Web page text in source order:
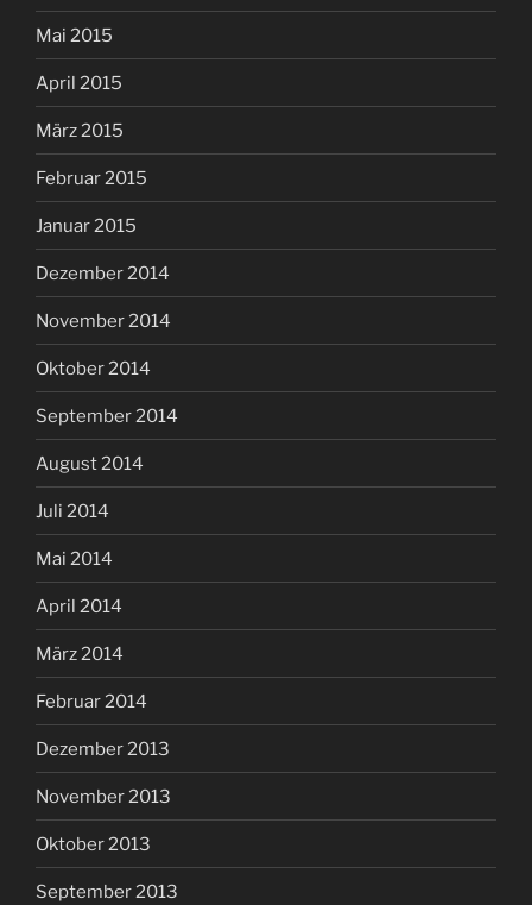
Mai 2015
April 2015
März 2015
Februar 2015
Januar 2015
Dezember 2014
November 2014
Oktober 2014
September 2014
August 2014
Juli 2014
Mai 2014
April 2014
März 2014
Februar 2014
Dezember 2013
November 2013
Oktober 2013
September 2013